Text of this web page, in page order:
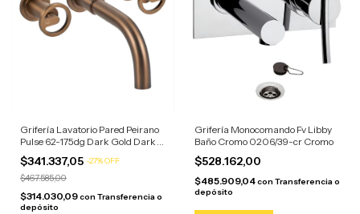
Grifería Lavatorio Pared Peirano
Pulse 62-175dg Dark Gold Dark
Gold Mate
$341.337,05 -27%OFF
$467.585,00
$314.030,09con Transferencia o
depósito
Grifería Monocomando Fv Libby
Baño Cromo 0206/39-cr Cromo
$528.162,00
$485.909,04con Transferencia o
depósito